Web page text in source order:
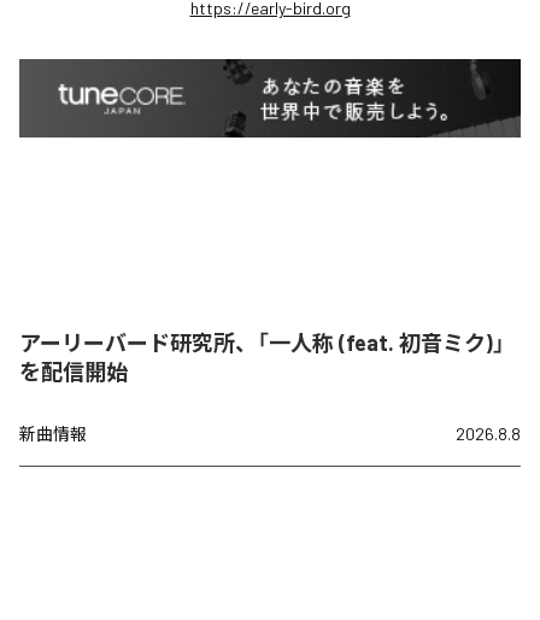
https://early-bird.org
アーリーバード研究所、「一人称 (feat. 初音ミク)」
を配信開始
新曲情報 2026.8.8